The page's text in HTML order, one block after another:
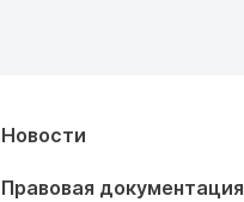
Новости
Правовая документация